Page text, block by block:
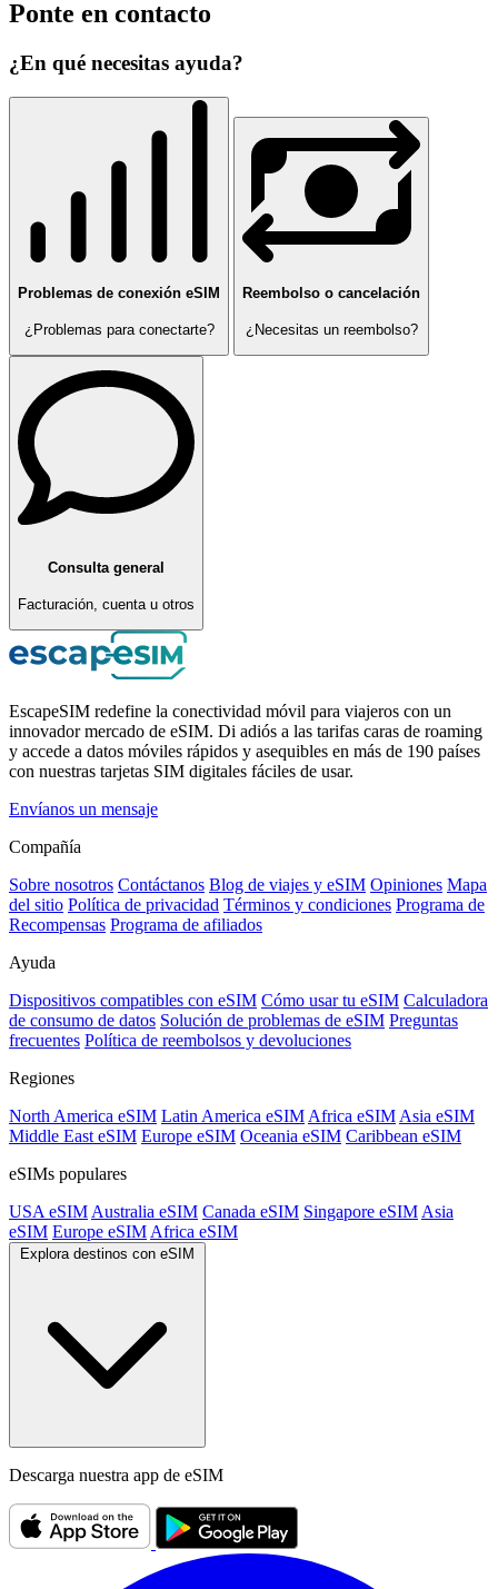
Ponte en contacto
¿En qué necesitas ayuda?
Problemas de conexión eSIM
¿Problemas para conectarte?
Reembolso o cancelación
¿Necesitas un reembolso?
Consulta general
Facturación, cuenta u otros
EscapeSIM redefine la conectividad móvil para viajeros con un
innovador mercado de eSIM. Di adiós a las tarifas caras de roaming
y accede a datos móviles rápidos y asequibles en más de 190 países
con nuestras tarjetas SIM digitales fáciles de usar.
Envíanos un mensaje
Compañía
Sobre nosotros Contáctanos Blog de viajes y eSIM Opiniones Mapa
del sitio Política de privacidad Términos y condiciones Programa de
Recompensas Programa de afiliados
Ayuda
Dispositivos compatibles con eSIM Cómo usar tu eSIM Calculadora
de consumo de datos Solución de problemas de eSIM Preguntas
frecuentes Política de reembolsos y devoluciones
Regiones
North America eSIM Latin America eSIM Africa eSIM Asia eSIM
Middle East eSIM Europe eSIM Oceania eSIM Caribbean eSIM
eSIMs populares
USA eSIM Australia eSIM Canada eSIM Singapore eSIM Asia
eSIM Europe eSIM Africa eSIM
Explora destinos con eSIM
Descarga nuestra app de eSIM